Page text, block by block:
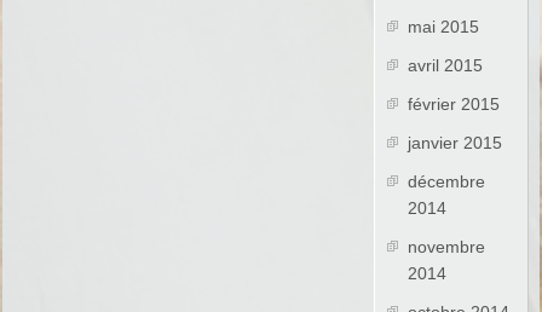
mai 2015
avril 2015
février 2015
janvier 2015
décembre
2014
novembre
2014